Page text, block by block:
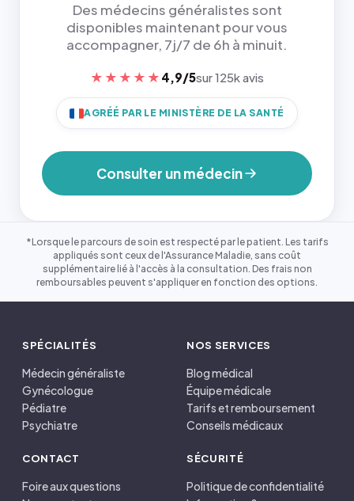
Des médecins généralistes sont
disponibles maintenant pour vous
accompagner, 7j/7 de 6h à minuit.
★★★★★ 4,9/5sur 125k avis
AGRÉÉ PAR LE MINISTÈRE DE LA SANTÉ
Consulter un médecin
*Lorsque le parcours de soin est respecté par le patient. Les tarifs
appliqués sont ceux de l'Assurance Maladie, sans coût
supplémentaire lié à l'accès à la consultation. Des frais non
remboursables peuvent s'appliquer en fonction des options.
SPÉCIALITÉS
Médecin généraliste
Gynécologue
Pédiatre
Psychiatre
NOS SERVICES
Blog médical
Équipe médicale
Tarifs et remboursement
Conseils médicaux
CONTACT
Foire aux questions
SÉCURITÉ
Politique de confidentialité